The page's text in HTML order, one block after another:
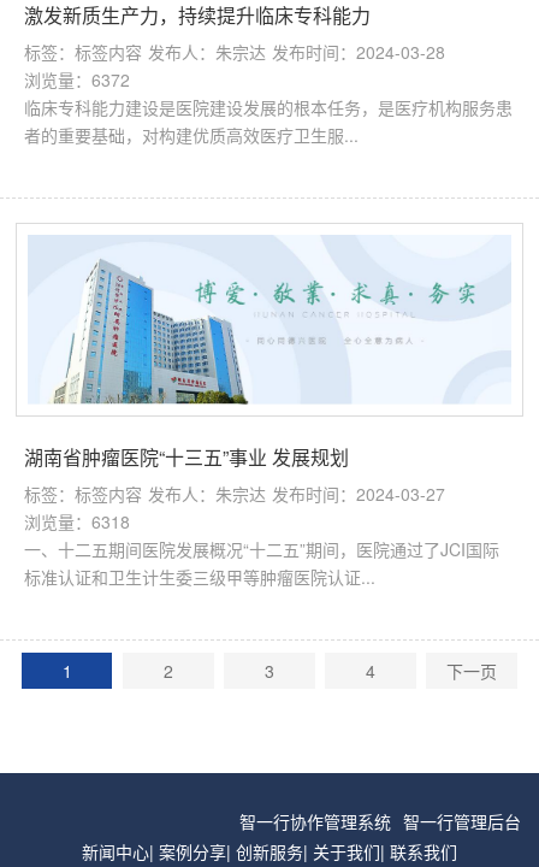
激发新质生产力，持续提升临床专科能力
标签：标签内容 发布人：朱宗达 发布时间：2024-03-28
浏览量：6372
临床专科能力建设是医院建设发展的根本任务，是医疗机构服务患
者的重要基础，对构建优质高效医疗卫生服...
湖南省肿瘤医院“十三五”事业 发展规划
标签：标签内容 发布人：朱宗达 发布时间：2024-03-27
浏览量：6318
一、十二五期间医院发展概况“十二五”期间，医院通过了JCI国际
标准认证和卫生计生委三级甲等肿瘤医院认证...
1 2 3 4 下一页
智一行协作管理系统 智一行管理后台
新闻中心| 案例分享| 创新服务| 关于我们| 联系我们